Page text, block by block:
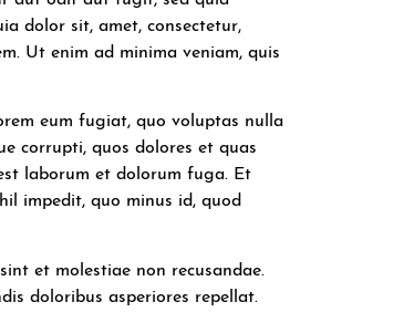
dolor sit, amet, consectetur,
Ut enim ad minima veniam, quis
eum fugiat, quo voluptas nulla
corrupti, quos dolores et quas
laborum et dolorum fuga. Et
impedit, quo minus id, quod
et molestiae non recusandae.
doloribus asperiores repellat.